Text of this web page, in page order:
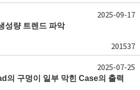
성량 트렌드 파악
201537
2025-09-17
의 구멍이 일부 막힌 Case의 출력
2025-07-25